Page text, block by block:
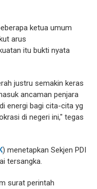
ketua umum
arus
itu bukti nyata
justru semakin keras
ancaman penjara
energi bagi cita-cita yg
di negeri ini," tegas
) menetapkan Sekjen PDI
tersangka.
surat perintah